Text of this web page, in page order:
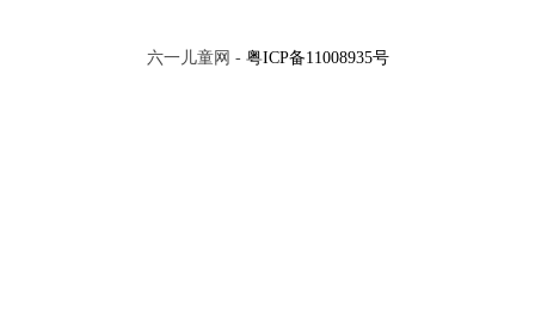
六一儿童网 - 粤ICP备11008935号